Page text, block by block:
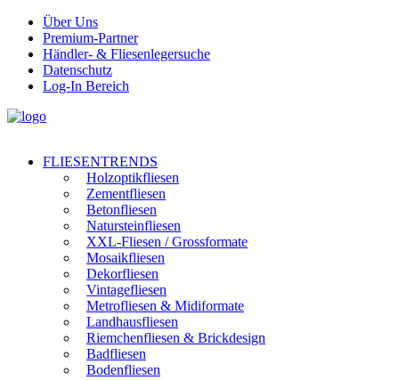
Über Uns
Premium-Partner
Händler- & Fliesenlegersuche
Datenschutz
Log-In Bereich
FLIESENTRENDS
Holzoptikfliesen
Zementfliesen
Betonfliesen
Natursteinfliesen
XXL-Fliesen / Grossformate
Mosaikfliesen
Dekorfliesen
Vintagefliesen
Metrofliesen & Midiformate
Landhausfliesen
Riemchenfliesen & Brickdesign
Badfliesen
Bodenfliesen